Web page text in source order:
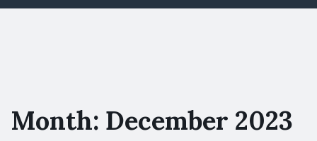
Month: December 2023